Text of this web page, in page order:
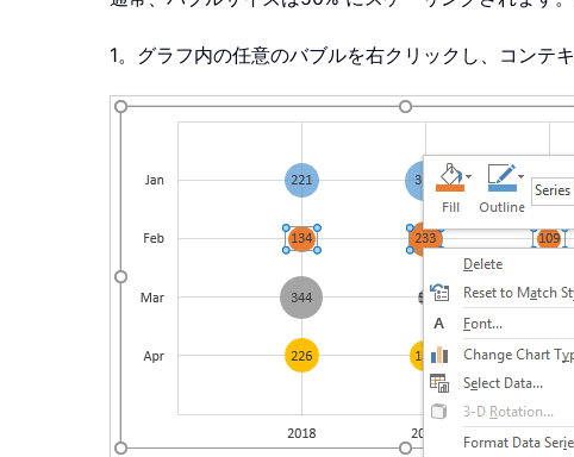
1。グラフ内の任意のバブルを右クリックし、コンテ